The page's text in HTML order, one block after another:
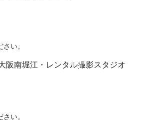
い。
阪南堀江・レンタル撮影スタジオ
い。